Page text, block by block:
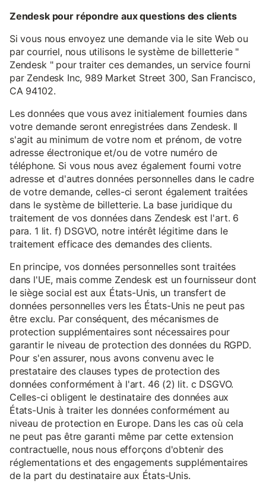
Zendesk pour répondre aux questions des clients
Si vous nous envoyez une demande via le site Web ou
par courriel, nous utilisons le système de billetterie "
Zendesk " pour traiter ces demandes, un service fourni
par Zendesk Inc, 989 Market Street 300, San Francisco,
CA 94102.
Les données que vous avez initialement fournies dans
votre demande seront enregistrées dans Zendesk. Il
s'agit au minimum de votre nom et prénom, de votre
adresse électronique et/ou de votre numéro de
téléphone. Si vous nous avez également fourni votre
adresse et d'autres données personnelles dans le cadre
de votre demande, celles-ci seront également traitées
dans le système de billetterie. La base juridique du
traitement de vos données dans Zendesk est l'art. 6
para. 1 lit. f) DSGVO, notre intérêt légitime dans le
traitement efficace des demandes des clients.
En principe, vos données personnelles sont traitées
dans l'UE, mais comme Zendesk est un fournisseur dont
le siège social est aux États-Unis, un transfert de
données personnelles vers les États-Unis ne peut pas
être exclu. Par conséquent, des mécanismes de
protection supplémentaires sont nécessaires pour
garantir le niveau de protection des données du RGPD.
Pour s'en assurer, nous avons convenu avec le
prestataire des clauses types de protection des
données conformément à l'art. 46 (2) lit. c DSGVO.
Celles-ci obligent le destinataire des données aux
États-Unis à traiter les données conformément au
niveau de protection en Europe. Dans les cas où cela
ne peut pas être garanti même par cette extension
contractuelle, nous nous efforçons d'obtenir des
réglementations et des engagements supplémentaires
de la part du destinataire aux États-Unis.